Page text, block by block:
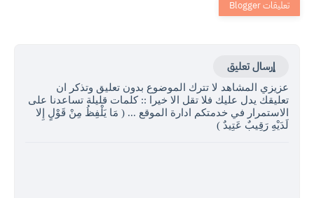
إرسال تعليق
عزيزي المشاهد لا تترك الموضوع بدون تعليق وتذكر ان
تعليقك يدل عليك فلا تقل الا خيرا :: كلمات قليلة تساعدنا على
الاستمرار في خدمتكم ادارة الموقع ... ( مَا يَلْفِظُ مِنْ قَوْلٍ إِلا
لَدَيْهِ رَقِيبٌ عَتِيدٌ )